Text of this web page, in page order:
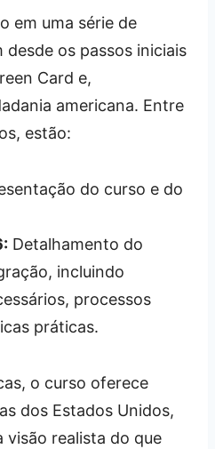
em uma série de
os passos iniciais
Card e,
americana. Entre
estão:
do curso e do
Detalhamento do
incluindo
processos
práticas.
o curso oferece
dos Estados Unidos,
realista do que